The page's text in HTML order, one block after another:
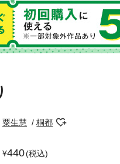
粟生慧 桐都
440(税込)